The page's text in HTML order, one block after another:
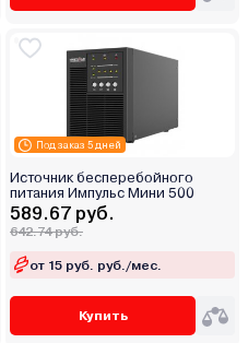
Под заказ 5 дней
Источник бесперебойного
питания Импульс Мини 500
589.67 руб.
642.74 руб.
от 15 руб. руб./мес.
Купить